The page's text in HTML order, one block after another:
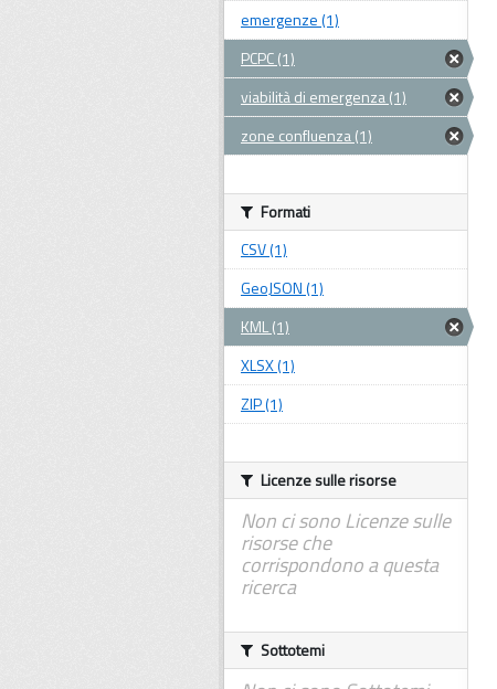
emergenze (1)
PCPC (1)
viabilità di emergenza (1)
zone confluenza (1)
Formati
CSV (1)
GeoJSON (1)
KML (1)
XLSX (1)
ZIP (1)
Licenze sulle risorse
Non ci sono Licenze sulle
risorse che
corrispondono a questa
ricerca
Sottotemi